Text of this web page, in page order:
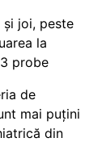
și joi, peste
la
probe
de
mai puțini
din